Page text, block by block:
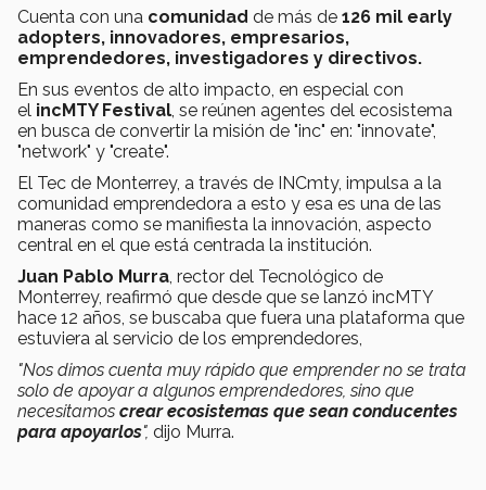
Cuenta con una comunidad de más de 126 mil early
adopters, innovadores, empresarios,
emprendedores, investigadores y directivos.
En sus eventos de alto impacto, en especial con
el incMTY Festival , se reúnen agentes del ecosistema
en busca de convertir la misión de "inc" en: "innovate",
"network" y "create".
El Tec de Monterrey, a través de INCmty, impulsa a la
comunidad emprendedora a esto y esa es una de las
maneras como se manifiesta la innovación, aspecto
central en el que está centrada la institución.
Juan Pablo Murra , rector del Tecnológico de
Monterrey, reafirmó que desde que se lanzó incMTY
hace 12 años, se buscaba que fuera una plataforma que
estuviera al servicio de los emprendedores,
"Nos dimos cuenta muy rápido que emprender no se trata
solo de apoyar a algunos emprendedores, sino que
necesitamos crear ecosistemas que sean conducentes
para apoyarlos", dijo Murra.